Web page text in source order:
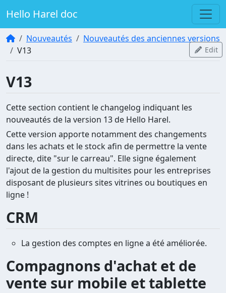
Hello Harel doc
Nouveautés
Nouveautés des anciennes versions
V13
Edit
V13
Cette section contient le changelog indiquant les
nouveautés de la version 13 de Hello Harel.
Cette version apporte notamment des changements
dans les achats et le stock afin de permettre la vente
directe, dite "sur le carreau". Elle signe également
l'ajout de la gestion du multisites pour les entreprises
disposant de plusieurs sites vitrines ou boutiques en
ligne !
CRM
La gestion des comptes en ligne a été améliorée.
Compagnons d'achat et de
vente sur mobile et tablette